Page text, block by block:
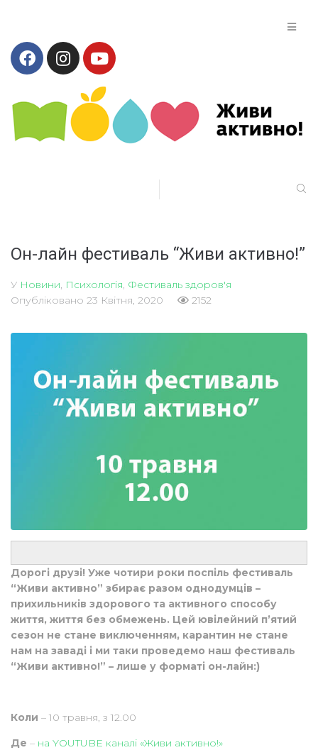
Он-лайн фестиваль “Живи активно!”
У Новини Психологія Фестиваль здоров'я
Опубліковано 23 Квітня, 2020 2152
Дорогі друзі! Уже чотири роки поспіль фестиваль
“Живи активно” збирає разом однодумців –
прихильників здорового та активного способу
життя, життя без обмежень. Цей ювілейний п’ятий
сезон не стане виключенням, карантин не стане
нам на заваді і ми таки проведемо наш фестиваль
“Живи активно!” – лише у форматі он-лайн:)
Коли – 10 травня, з 12.00
Де – на YOUTUBE каналі «Живи активно!»